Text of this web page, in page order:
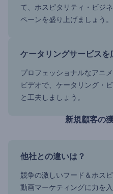
て、ホスピタリティ・ビジ
ペーンを盛り上げましょう。
ケータリングサービスを
プロフェッショナルなアニ
ビデオで、ケータリング・
と工夫しましょう。
新規顧客の
他社との違いは？
競争の激しいフード＆ホス
動画マーケティングに力を